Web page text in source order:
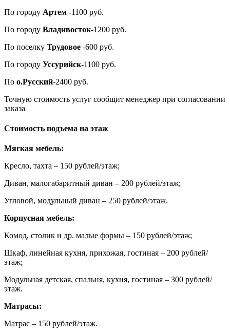
По городу Артем -1100 руб.
По городу Владивосток-1200 руб.
По поселку Трудовое -600 руб.
По городу Уссурийск-1100 руб.
По о.Русский-2400 руб.
Точную стоимость услуг сообщит менеджер при согласовании
заказа
Стоимость подъема на этаж
Мягкая мебель:
Кресло, тахта – 150 рублей/этаж;
Диван, малогабаритный диван – 200 рублей/этаж;
Угловой, модульный диван – 250 рублей/этаж.
Корпусная мебель:
Комод, столик и др. малые формы – 150 рублей/этаж;
Шкаф, линейная кухня, прихожая, гостиная – 200 рублей/
этаж;
Модульная детская, спальня, кухня, гостиная – 300 рублей/
этаж.
Матрасы:
Матрас – 150 рублей/этаж.